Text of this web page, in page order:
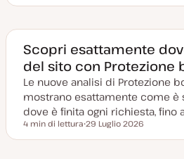
a
g
i
o
r
a
a
Scopri esattamente
del sito con Protezione
Le nuove analisi di Protezione
mostrano esattamente come è
dove è finita ogni richiesta, fino
Tempo di lettura
4 min di lettura
a
29 Luglio 2026